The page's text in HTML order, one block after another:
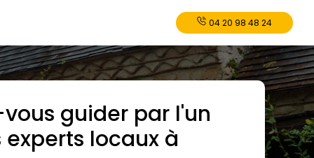
04 20 98 48 24
guider par l'un
experts locaux à